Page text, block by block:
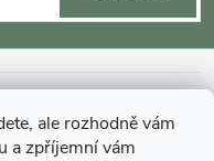
ale rozhodně vám
a zpříjemní vám